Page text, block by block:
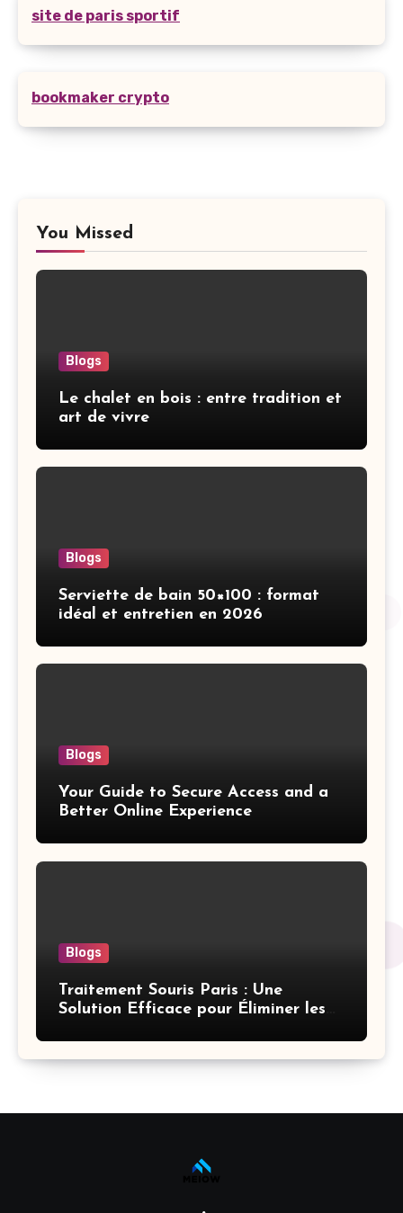
site de paris sportif
bookmaker crypto
You Missed
Blogs
Le chalet en bois : entre tradition et
art de vivre
Blogs
Serviette de bain 50×100 : format
idéal et entretien en 2026
Blogs
Your Guide to Secure Access and a
Better Online Experience
Blogs
Traitement Souris Paris : Une
Solution Efficace pour Éliminer les